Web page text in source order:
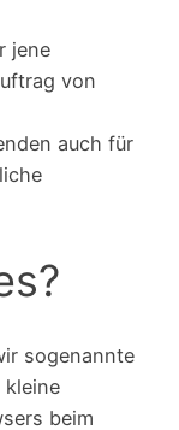
jene
von
auch für
sogenannte
kleine
beim